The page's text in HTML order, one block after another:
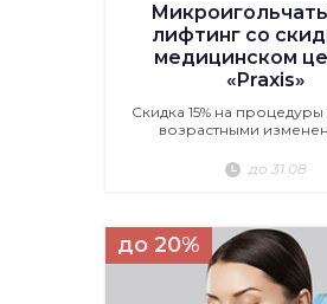
лифтинг со
медицинском
«Praxis»
Скидка 15% на
возрастными
до 31.08
до 20%